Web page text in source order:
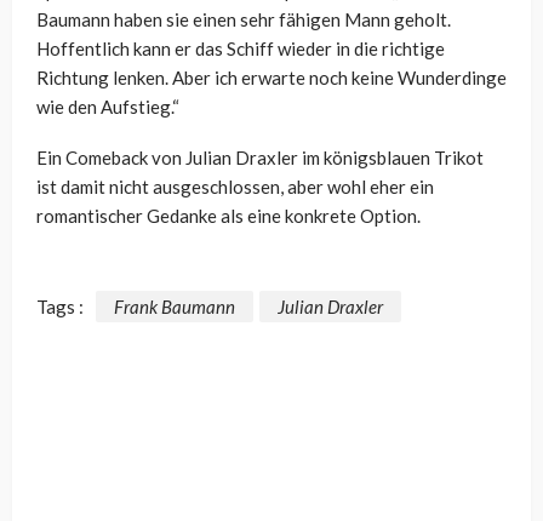
Baumann haben sie einen sehr fähigen Mann geholt.
Hoffentlich kann er das Schiff wieder in die richtige
Richtung lenken. Aber ich erwarte noch keine Wunderdinge
wie den Aufstieg.“
Ein Comeback von Julian Draxler im königsblauen Trikot
ist damit nicht ausgeschlossen, aber wohl eher ein
romantischer Gedanke als eine konkrete Option.
Tags : Frank Baumann Julian Draxler